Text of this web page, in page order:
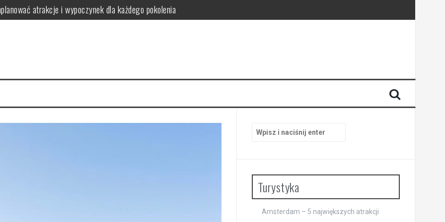
atrakcje i wypoczynek dla każdego pokolenia
polega, kiedy pomaga i jak go wykonywać w ramach rehabilitacji
okolicy – jak wybrać nocleg pod kątem atrakcji i relaksu?
od czego zależy cena noclegów i atrakcji turystycznych
Turystyka
Amsterdam – 5 największych atrakcji